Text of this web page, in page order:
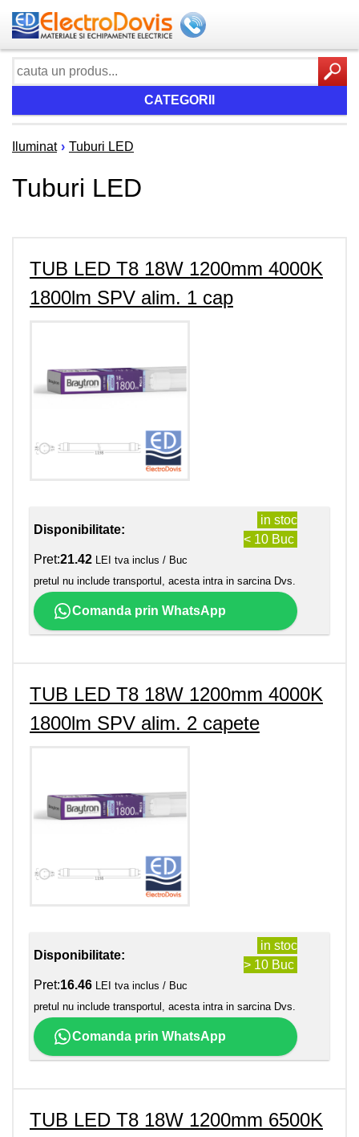
CATEGORII
Iluminat › Tuburi LED
Tuburi LED
TUB LED T8 18W 1200mm 4000K
1800lm SPV alim. 1 cap
Disponibilitate:
in stoc
< 10 Buc
Pret:21.42 LEI tva inclus / Buc
pretul nu include transportul, acesta intra in sarcina Dvs.
Comanda prin WhatsApp
TUB LED T8 18W 1200mm 4000K
1800lm SPV alim. 2 capete
Disponibilitate:
in stoc
> 10 Buc
Pret:16.46 LEI tva inclus / Buc
pretul nu include transportul, acesta intra in sarcina Dvs.
Comanda prin WhatsApp
TUB LED T8 18W 1200mm 6500K